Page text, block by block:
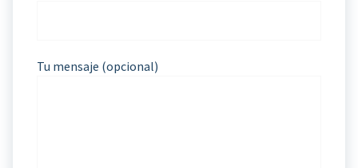
Tu mensaje (opcional)